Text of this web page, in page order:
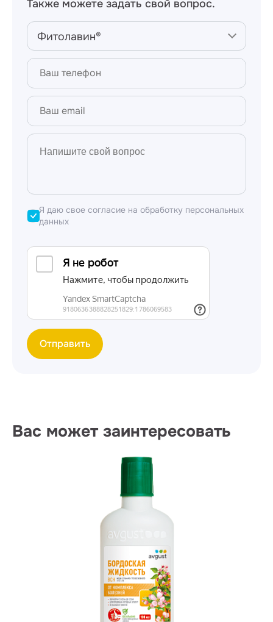
культур производится утром или вечером в
сек. Защитное действие проявляется в течение
первых 12–24 часов и сохраняется в течение
последующих 15–20 дней.
Вы можете купить«Фитолавин»
магазинов, осуществляющих продажу продукции
«Август». Список наших торговых партнеров
имеется на сайте. Цены могут варьироваться в
зависимости от региона.
Также можете задать свой вопрос.
Фитолавин®
Я даю свое согласие на обработку персональных
данных
Отправить
Вас может заинтересовать